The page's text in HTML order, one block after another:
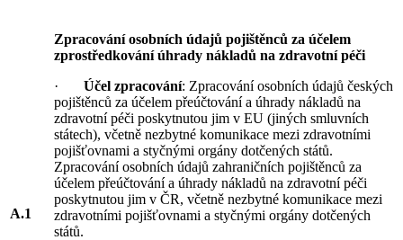
A.1
Zpracování osobních údajů pojištěnců za účelem
zprostředkování úhrady nákladů na zdravotní péči
· Účel zpracování: Zpracování osobních údajů českých
pojištěnců za účelem přeúčtování a úhrady nákladů na
zdravotní péči poskytnutou jim v EU (jiných smluvních
státech), včetně nezbytné komunikace mezi zdravotními
pojišťovnami a styčnými orgány dotčených států.
Zpracování osobních údajů zahraničních pojištěnců za
účelem přeúčtování a úhrady nákladů na zdravotní péči
poskytnutou jim v ČR, včetně nezbytné komunikace mezi
zdravotními pojišťovnami a styčnými orgány dotčených
států.